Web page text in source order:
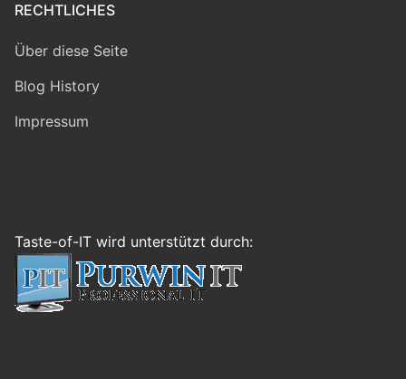
RECHTLICHES
Über diese Seite
Blog History
Impressum
Taste-of-IT wird unterstützt durch: